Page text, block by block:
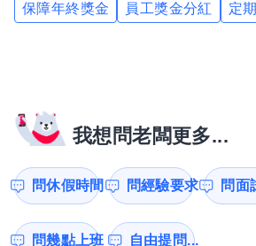
保障年終獎金 員工獎金分紅 定
我想問老闆更多...
問休假時間 問經驗要求 問面
問幾點上班 自由提問...